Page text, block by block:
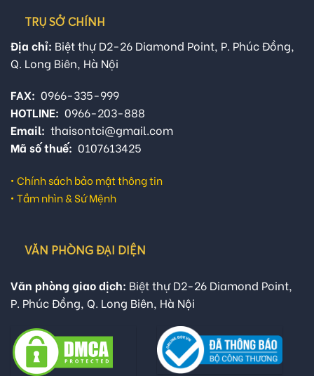
TRỤ SỞ CHÍNH
Địa chỉ: Biệt thự D2-26 Diamond Point, P. Phúc Đồng,
Q. Long Biên, Hà Nội
FAX: 0966-335-999
HOTLINE: 0966-203-888
Email: thaisontci@gmail.com
Mã số thuế: 0107613425
• Chính sách bảo mật thông tin
• Tầm nhìn & Sứ Mệnh
VĂN PHÒNG ĐẠI DIỆN
Văn phòng giao dịch: Biệt thự D2-26 Diamond Point,
P. Phúc Đồng, Q. Long Biên, Hà Nội